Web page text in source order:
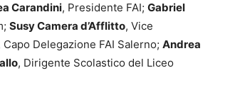
Carandini, Presidente FAI; Gabriel
Susy Camera d’Afflitto, Vice
Capo Delegazione FAI Salerno; Andrea
, Dirigente Scolastico del Liceo